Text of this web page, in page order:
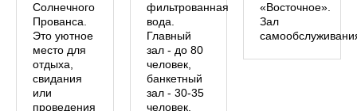
Солнечного
Прованса.
Это уютное
место для
отдыха,
свидания
или
проведения
фильтрованная
вода.
Главный
зал - до 80
человек,
банкетный
зал - 30-35
человек.
«Восточное».
Зал